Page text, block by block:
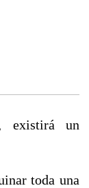
existirá un
toda una